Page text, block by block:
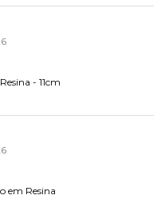
- 11cm
em Resina